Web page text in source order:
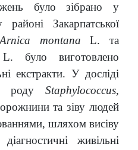
було зібрано у
районі Закарпатської
Arnica montana L. та
було виготовлено
екстракти. У досліді
роду Staphylococcus,
та зіву людей
шляхом висіву
живільні